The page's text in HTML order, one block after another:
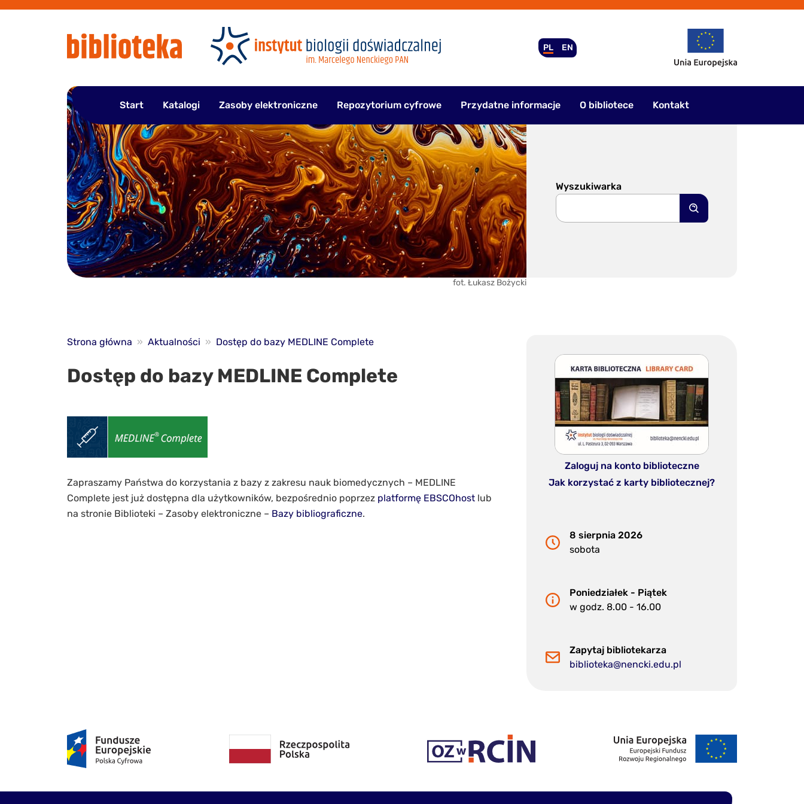
PL EN
Start Katalogi Zasoby elektroniczne Repozytorium cyfrowe Przydatne informacje O bibliotece Kontakt
fot. Łukasz Bożycki
Wyszukiwarka
Szukaj
Strona główna » Aktualności » Dostęp do bazy MEDLINE Complete
Dostęp do bazy MEDLINE Complete
Zapraszamy Państwa do korzystania z bazy z zakresu nauk biomedycznych – MEDLINE
Complete jest już dostępna dla użytkowników, bezpośrednio poprzez platformę EBSCOhost lub
na stronie Biblioteki – Zasoby elektroniczne – Bazy bibliograficzne.
Zaloguj na konto biblioteczne
Jak korzystać z karty bibliotecznej?
8 sierpnia 2026
sobota
Poniedziałek - Piątek
w godz. 8.00 - 16.00
Zapytaj bibliotekarza
biblioteka@nencki.edu.pl